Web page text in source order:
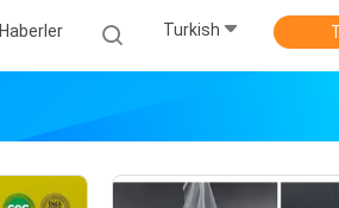
Haberler Turkish